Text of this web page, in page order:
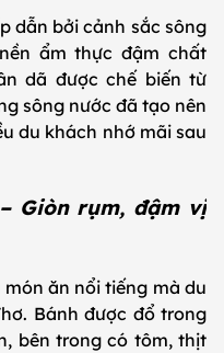
dẫn bởi cảnh sắc sông
ẩm thực đậm chất
dã được chế biến từ
sông nước đã tạo nên
du khách nhớ mãi sau
Giòn rụm, đậm vị
ăn nổi tiếng mà du
Bánh được đổ trong
bên trong có tôm, thịt